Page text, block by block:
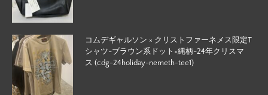
コムデギャルソン × クリストファーネメス限定T
シャツ-ブラウン系ドット×縄柄-24年クリスマ
ス (cdg-24holiday-nemeth-tee1)